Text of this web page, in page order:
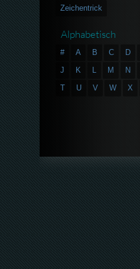
Zeichentrick
Alphabetisch
# A B C D
J
K L M N
T
U V W X